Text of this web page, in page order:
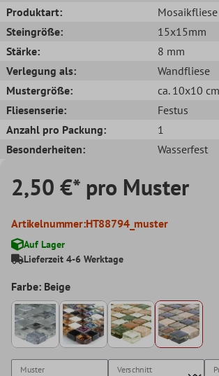
Produktart:
Mosaikfliese
Steingröße:
15x15mm
Stärke:
8 mm
Verlegung als:
Wandfliese
Mustergröße:
ca. 10x10 cm
Fliesenserie:
Festus
Anzahl pro Packung:
1
Besonderheiten:
Wasserfest
2,50 €* pro Muster
Artikelnummer:HT88794_muster
Auf Lager
Lieferzeit 4-6 Werktage
Farbe: Beige
Muster Verschnitt